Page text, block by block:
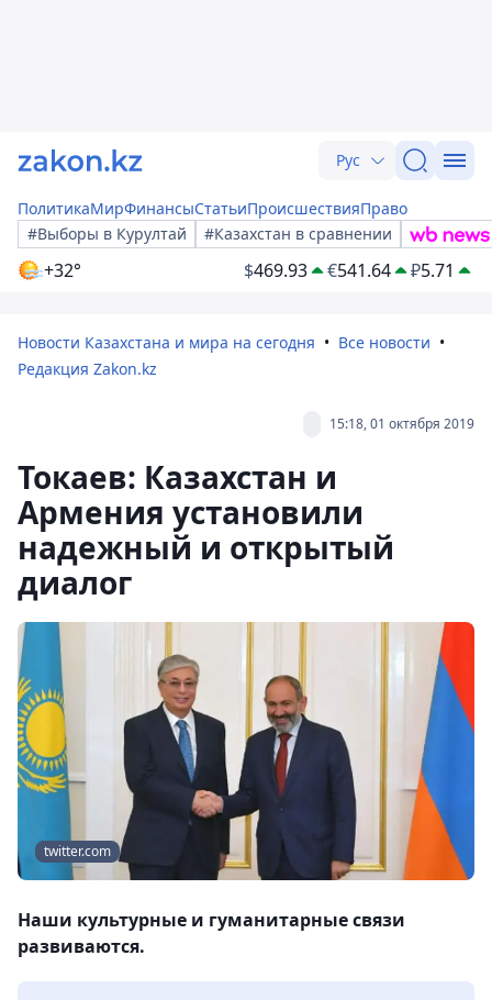
Рус
ПолитикаМирФинансыСтатьиПроисшествияПраво
#Выборы в Курултай
#Казахстан в сравнении
+32° $469.93 €541.64 ₽5.71
Новости Казахстана и мира на сегодня
Все новости
Редакция Zakon.kz
15:18, 01 октября 2019
Токаев: Казахстан и
Армения установили
надежный и открытый
диалог
twitter.com
Наши культурные и гуманитарные связи
развиваются.